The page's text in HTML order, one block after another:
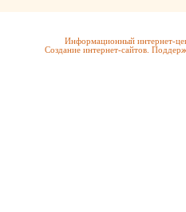
Информационный интернет-
Создание интернет-сайтов.